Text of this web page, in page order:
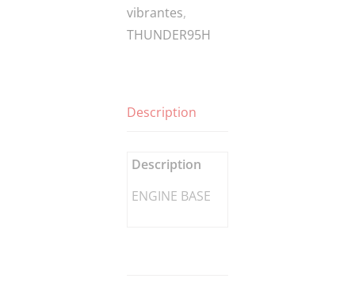
vibrantes,
THUNDER95H
Description
Description
ENGINE BASE